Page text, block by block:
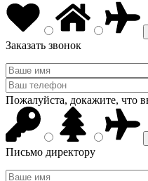
Заказать звонок
Пожалуйста, докажите, что
Письмо директору